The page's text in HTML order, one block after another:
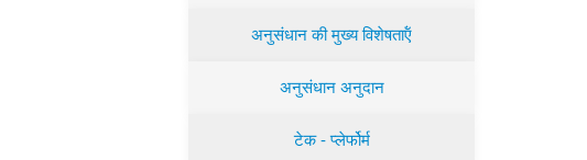
अनुसंधान की मुख्य विशेषताऍं
अनुसंधान अनुदान
टेक - प्लेर्फोर्म